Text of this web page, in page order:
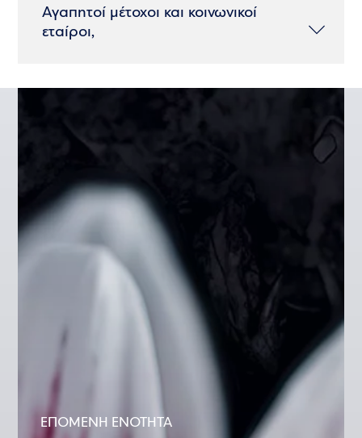
Αγαπητοί μέτοχοι και κοινωνικοί
εταίροι,
ΕΠΟΜΕΝΗ ΕΝΟΤΗΤΑ